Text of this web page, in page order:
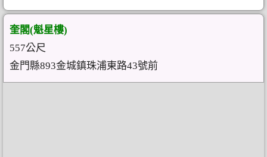
奎閣(魁星樓)
557公尺
金門縣893金城鎮珠浦東路43號前